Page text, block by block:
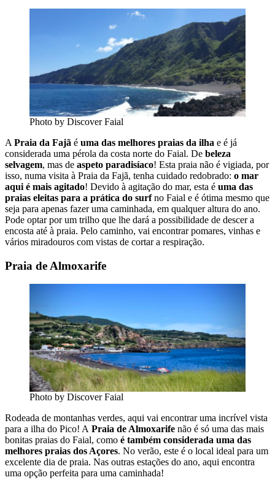
Photo by Discover Faial
A Praia da Fajã é uma das melhores praias da ilha e é já
considerada uma pérola da costa norte do Faial. De beleza
selvagem, mas de aspeto paradisíaco! Esta praia não é vigiada, por
isso, numa visita à Praia da Fajã, tenha cuidado redobrado: o mar
aqui é mais agitado! Devido à agitação do mar, esta é uma das
praias eleitas para a prática do surfno Faial e é ótima mesmo que
seja para apenas fazer uma caminhada, em qualquer altura do ano.
Pode optar por um trilho que lhe dará a possibilidade de descer a
encosta até à praia. Pelo caminho, vai encontrar pomares, vinhas e
vários miradouros com vistas de cortar a respiração.
Praia de Almoxarife
Photo by Discover Faial
Rodeada de montanhas verdes, aqui vai encontrar uma incrível vista
para a ilha do Pico! A Praia de Almoxarife não é só uma das mais
bonitas praias do Faial, como é também considerada uma das
melhores praias dos Açores. No verão, este é o local ideal para um
excelente dia de praia. Nas outras estações do ano, aqui encontra
uma opção perfeita para uma caminhada!